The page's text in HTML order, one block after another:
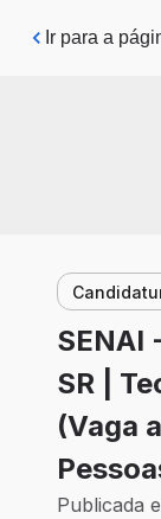
Pular para o
Ir para a
SENAI
SR |
(Vaga
Publicada